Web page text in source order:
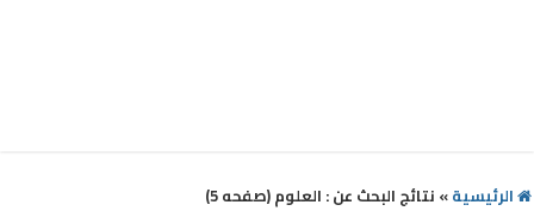
الرئيسية» نتائج البحث عن : العلوم (صفحه 5)